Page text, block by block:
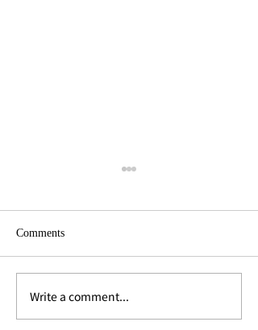
チャオプラヤーエクスプ
レスボートの終点・ノン
Comments
Write a comment...